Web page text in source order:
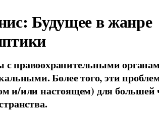
Будущее в жанре
правоохранительными
Более того, эти
и/или настоящем) для большей